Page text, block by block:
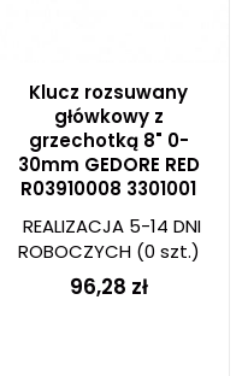
Klucz rozsuwany
główkowy z
grzechotką 8" 0-
30mm GEDORE RED
R03910008 3301001
REALIZACJA 5-14 DNI
ROBOCZYCH(0 szt.)
96,28 zł